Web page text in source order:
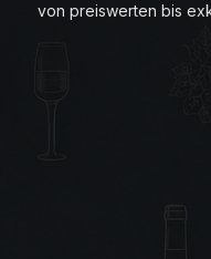
von preiswerten bis